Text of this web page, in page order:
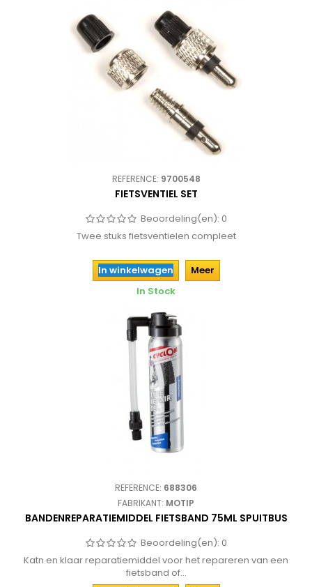
REFERENCE: 9700548
FIETSVENTIEL SET
Beoordeling(en): 0
Twee stuks fietsventielen compleet
In winkelwagen
Meer
In Stock
REFERENCE: 688306
FABRIKANT: MOTIP
BANDENREPARATIEMIDDEL FIETSBAND 75ML SPUITBUS
Beoordeling(en): 0
Katn en klaar reparatiemiddel voor het repareren van een
fietsband of...